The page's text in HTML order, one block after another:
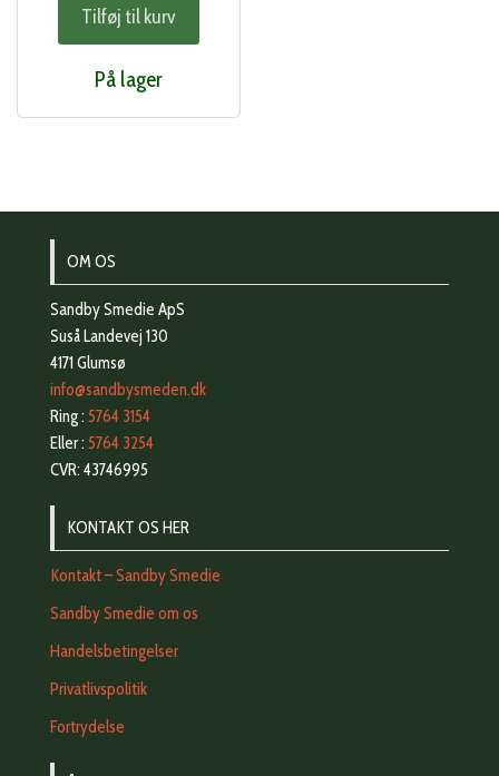
Tilføj til kurv
På lager
OM OS
Sandby Smedie ApS
Suså Landevej 130
4171 Glumsø
info@sandbysmeden.dk
Ring : 5764 3154
Eller : 5764 3254
CVR: 43746995
KONTAKT OS HER
Kontakt – Sandby Smedie
Sandby Smedie om os
Handelsbetingelser
Privatlivspolitik
Fortrydelse